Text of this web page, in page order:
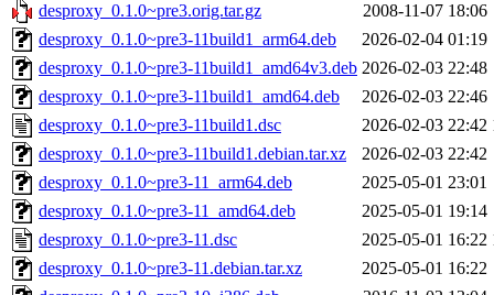
desproxy_0.1.0~pre3.orig.tar.gz
2008-11-07 18:06
desproxy_0.1.0~pre3-11build1_arm64.deb
2026-02-04 01:19
desproxy_0.1.0~pre3-11build1_amd64v3.deb 2026-02-03 22:48
desproxy_0.1.0~pre3-11build1_amd64.deb
2026-02-03 22:46
desproxy_0.1.0~pre3-11build1.dsc
2026-02-03 22:42
desproxy_0.1.0~pre3-11build1.debian.tar.xz
2026-02-03 22:42
desproxy_0.1.0~pre3-11_arm64.deb
2025-05-01 23:01
desproxy_0.1.0~pre3-11_amd64.deb
2025-05-01 19:14
desproxy_0.1.0~pre3-11.dsc
2025-05-01 16:22
desproxy_0.1.0~pre3-11.debian.tar.xz
2025-05-01 16:22